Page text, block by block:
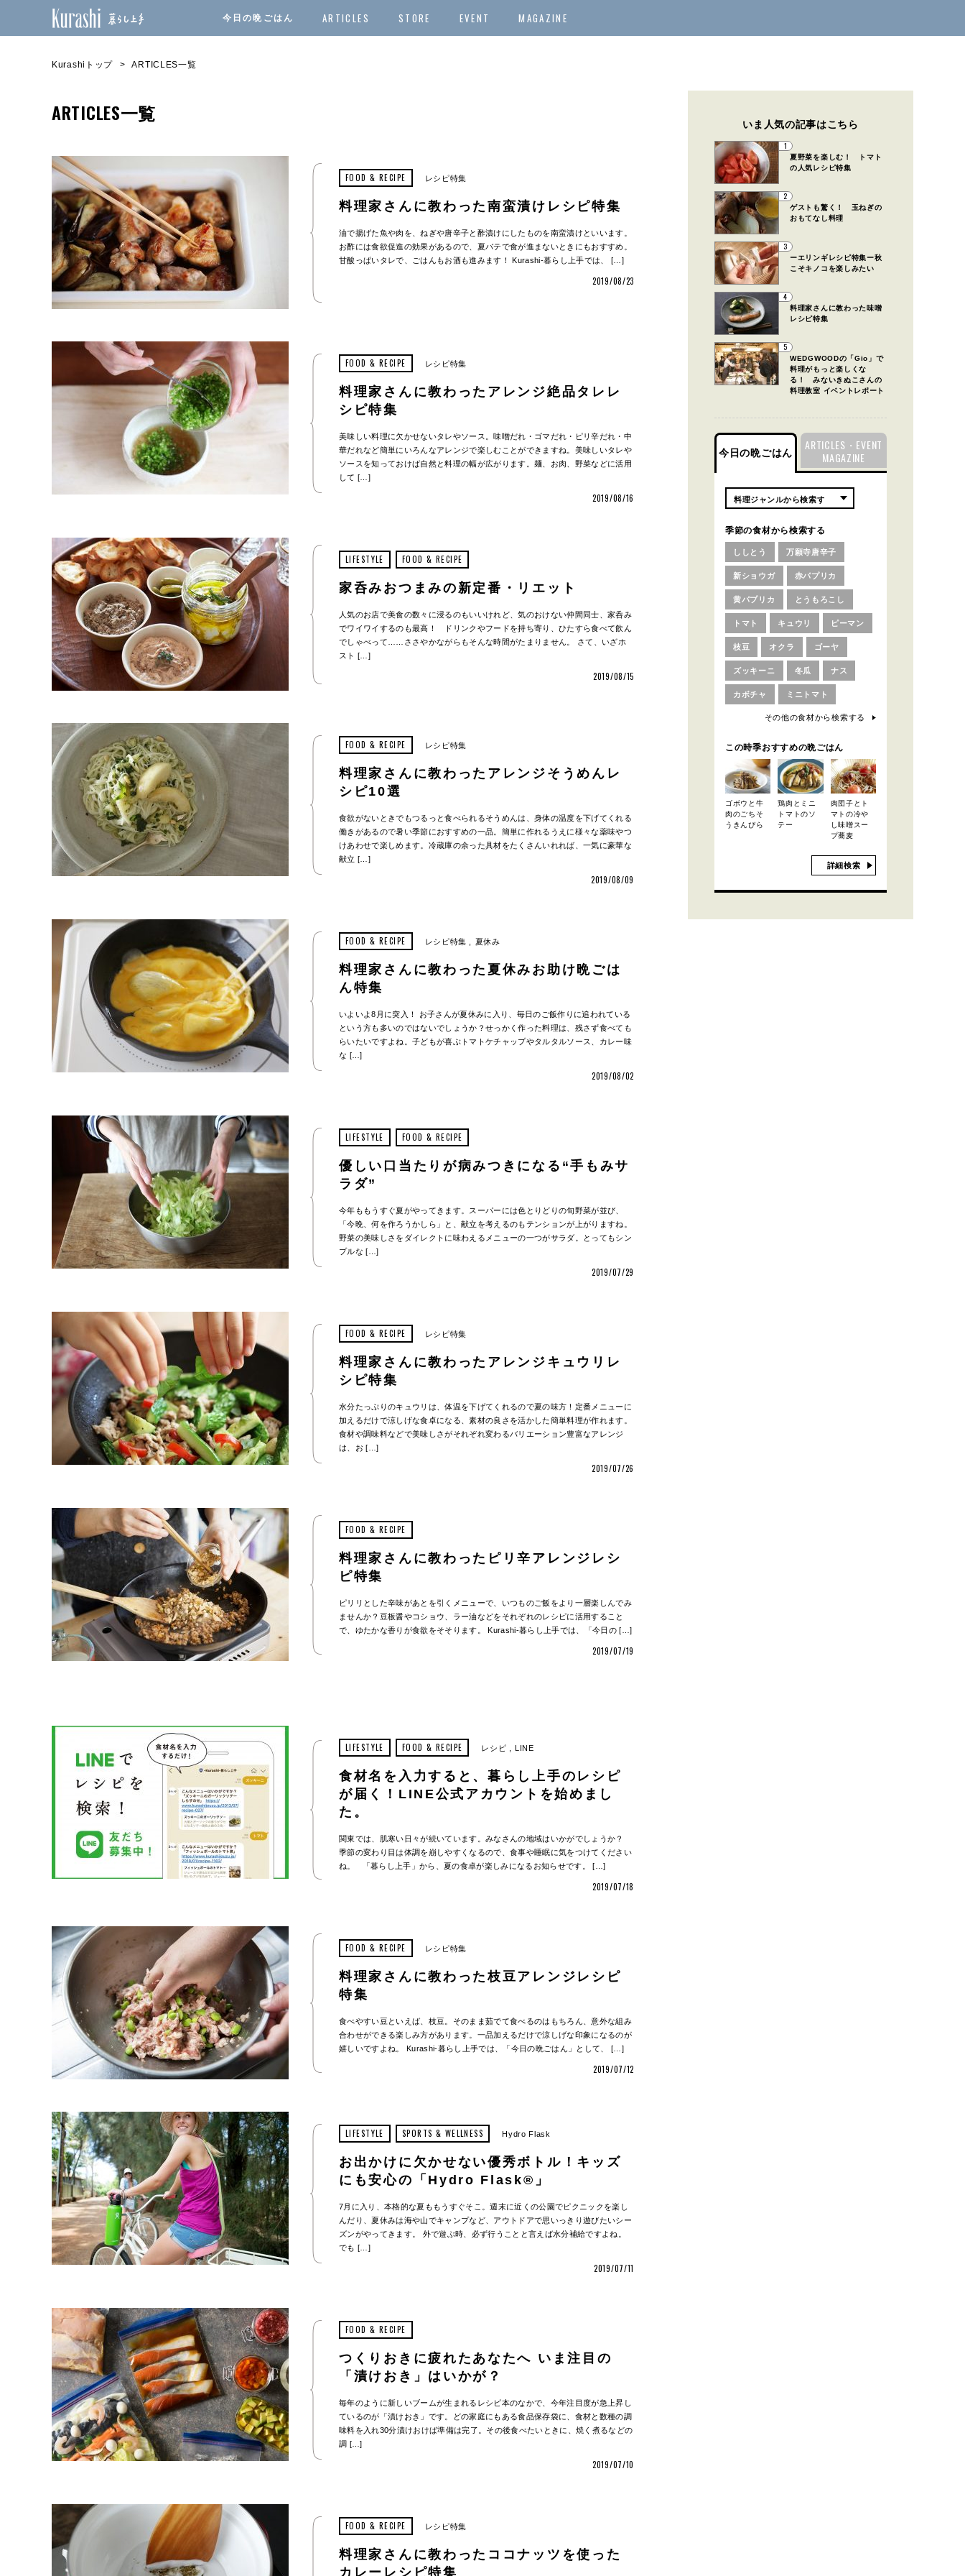
今日の晩ごはん ARTICLES STORE EVENT MAGAZINE
Kurashiトップ ARTICLES一覧
ARTICLES一覧
FOOD & RECIPE レシピ特集
料理家さんに教わった南蛮漬けレシピ特集
油で揚げた魚や肉を、ねぎや唐辛子と酢漬けにしたものを南蛮漬けといいます。
お酢には食欲促進の効果があるので、夏バテで食が進まないときにもおすすめ。
甘酸っぱいタレで、ごはんもお酒も進みます！ Kurashi-暮らし上手では、 […]
2019/08/23
FOOD & RECIPE レシピ特集
料理家さんに教わったアレンジ絶品タレレ
シピ特集
美味しい料理に欠かせないタレやソース。味噌だれ・ゴマだれ・ピリ辛だれ・中
華だれなど簡単にいろんなアレンジで楽しむことができますね。美味しいタレや
ソースを知っておけば自然と料理の幅が広がります。麺、お肉、野菜などに活用
して […]
2019/08/16
LIFESTYLE FOOD & RECIPE
家呑みおつまみの新定番・リエット
人気のお店で美食の数々に浸るのもいいけれど、気のおけない仲間同士、家呑み
でワイワイするのも最高！ ドリンクやフードを持ち寄り、ひたすら食べて飲ん
でしゃべって……ささやかながらもそんな時間がたまりません。 さて、いざホ
スト […]
2019/08/15
FOOD & RECIPE レシピ特集
料理家さんに教わったアレンジそうめんレ
シピ10選
食欲がないときでもつるっと食べられるそうめんは、身体の温度を下げてくれる
働きがあるので暑い季節におすすめの一品。簡単に作れるうえに様々な薬味やつ
けあわせで楽しめます。冷蔵庫の余った具材をたくさんいれれば、一気に豪華な
献立 […]
2019/08/09
FOOD & RECIPE レシピ特集 夏休み
料理家さんに教わった夏休みお助け晩ごは
ん特集
いよいよ8月に突入！ お子さんが夏休みに入り、毎日のご飯作りに追われている
という方も多いのではないでしょうか？せっかく作った料理は、残さず食べても
らいたいですよね。子どもが喜ぶトマトケチャップやタルタルソース、カレー味
な […]
2019/08/02
LIFESTYLE FOOD & RECIPE
優しい口当たりが病みつきになる“手もみサ
ラダ”
今年ももうすぐ夏がやってきます。スーパーには色とりどりの旬野菜が並び、
「今晩、何を作ろうかしら」と、献立を考えるのもテンションが上がりますね。
野菜の美味しさをダイレクトに味わえるメニューの一つがサラダ。とってもシン
プルな […]
2019/07/29
FOOD & RECIPE レシピ特集
料理家さんに教わったアレンジキュウリレ
シピ特集
水分たっぷりのキュウリは、体温を下げてくれるので夏の味方！定番メニューに
加えるだけで涼しげな食卓になる、素材の良さを活かした簡単料理が作れます。
食材や調味料などで美味しさがそれぞれ変わるバリエーション豊富なアレンジ
は、お […]
2019/07/26
FOOD & RECIPE
料理家さんに教わったピリ辛アレンジレシ
ピ特集
ピリリとした辛味があとを引くメニューで、いつものご飯をより一層楽しんでみ
ませんか？豆板醤やコショウ、ラー油などをそれぞれのレシピに活用すること
で、ゆたかな香りが食欲をそそります。 Kurashi-暮らし上手では、「今日の […]
2019/07/19
LIFESTYLE FOOD & RECIPE レシピ LINE
食材名を入力すると、暮らし上手のレシピ
が届く！LINE公式アカウントを始めまし
た。
関東では、肌寒い日々が続いています。みなさんの地域はいかがでしょうか？
季節の変わり目は体調を崩しやすくなるので、食事や睡眠に気をつけてください
ね。 「暮らし上手」から、夏の食卓が楽しみになるお知らせです。 […]
2019/07/18
FOOD & RECIPE レシピ特集
料理家さんに教わった枝豆アレンジレシピ
特集
食べやすい豆といえば、枝豆。そのまま茹でて食べるのはもちろん、意外な組み
合わせができる楽しみ方があります。一品加えるだけで涼しげな印象になるのが
嬉しいですよね。 Kurashi-暮らし上手では、「今日の晩ごはん」として、 […]
2019/07/12
LIFESTYLE SPORTS & WELLNESS Hydro Flask
お出かけに欠かせない優秀ボトル！キッズ
にも安心の「Hydro Flask®」
7月に入り、本格的な夏ももうすぐそこ。週末に近くの公園でピクニックを楽し
んだり、夏休みは海や山でキャンプなど、アウトドアで思いっきり遊びたいシー
ズンがやってきます。 外で遊ぶ時、必ず行うことと言えば水分補給ですよね。
でも […]
2019/07/11
FOOD & RECIPE
つくりおきに疲れたあなたへ いま注目の
「漬けおき」はいかが？
毎年のように新しいブームが生まれるレシピ本のなかで、今年注目度が急上昇し
ているのが「漬けおき」です。どの家庭にもある食品保存袋に、食材と数種の調
味料を入れ30分漬けおけば準備は完了。その後食べたいときに、焼く煮るなどの
調 […]
2019/07/10
FOOD & RECIPE レシピ特集
料理家さんに教わったココナッツを使った
カレーレシピ特集
いま人気の記事はこちら
1
夏野菜を楽しむ！ トマト
の人気レシピ特集
2
ゲストも驚く！ 玉ねぎの
おもてなし料理
3
ーエリンギレシピ特集ー秋
こそキノコを楽しみたい
4
料理家さんに教わった味噌
レシピ特集
5
WEDGWOODの「Gio」で
料理がもっと楽しくな
る！ みないきぬこさんの
料理教室 イベントレポート
今日の晩ごはん
ARTICLES・EVENT
MAGAZINE
季節の食材から検索する
ししとう 万願寺唐辛子
新ショウガ 赤パプリカ
黄パプリカ とうもろこし
トマト キュウリ ピーマン
枝豆 オクラ ゴーヤ
ズッキーニ 冬瓜 ナス
カボチャ ミニトマト
その他の食材から検索する
この時季おすすめの晩ごはん
ゴボウと牛
肉のごちそ
うきんぴら
鶏肉とミニ
トマトのソ
テー
肉団子とト
マトの冷や
し味噌スー
プ蕎麦
詳細検索